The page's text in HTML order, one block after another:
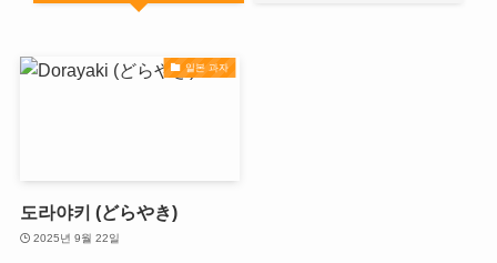
일본 과자
도라야키 (どらやき)
2025년 9월 22일